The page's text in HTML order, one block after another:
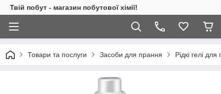
Твій побут - магазин побутової хімії!
Товари та послуги Засоби для прання Рідкі гелі